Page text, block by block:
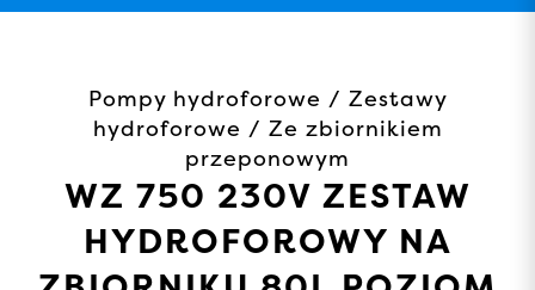
Pompy hydroforowe / Zestawy
hydroforowe / Ze zbiornikiem
przeponowym
WZ 750 230V ZESTAW
HYDROFOROWY NA